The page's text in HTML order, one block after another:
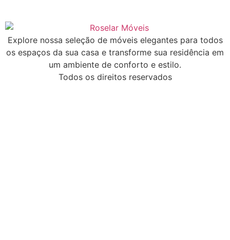
Explore nossa seleção de móveis elegantes para todos
os espaços da sua casa e transforme sua residência em
um ambiente de conforto e estilo.
Todos os direitos reservados